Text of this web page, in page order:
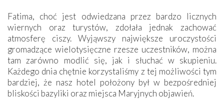
Fatima, choć jest odwiedzana przez bardzo licznych
wiernych oraz turystów, zdołała jednak zachować
atmosferę ciszy. Wyjąwszy największe uroczystości
gromadzące wielotysięczne rzesze uczestników, można
tam zarówno modlić się, jak i słuchać w skupieniu.
Każdego dnia chętnie korzystaliśmy z tej możliwości tym
bardziej, że nasz hotel położony był w bezpośredniej
bliskości bazyliki oraz miejsca Maryjnych objawień.